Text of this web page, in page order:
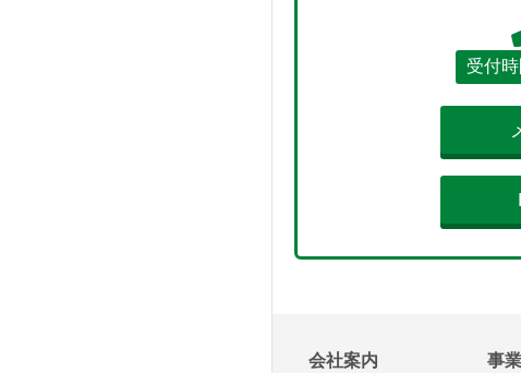
受付時
会社案内 事